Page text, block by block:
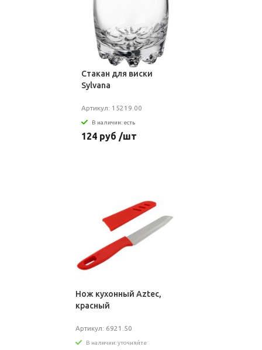
Стакан для виски
Sylvana
Артикул: 15219.00
В наличии: есть
124 руб /шт
Нож кухонный Aztec,
красный
Артикул: 6921.50
В наличии: уточняйте